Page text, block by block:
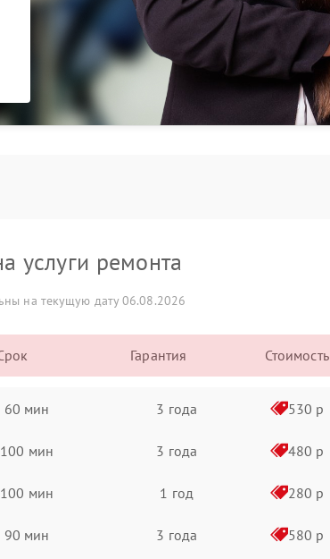
услуги ремонта
на текущую дату 06.08.2026
Гарантия Стоимость
60 мин 3 года 530 р
100 мин 3 года 480 р
100 мин 1 год 280 р
90 мин 3 года 580 р